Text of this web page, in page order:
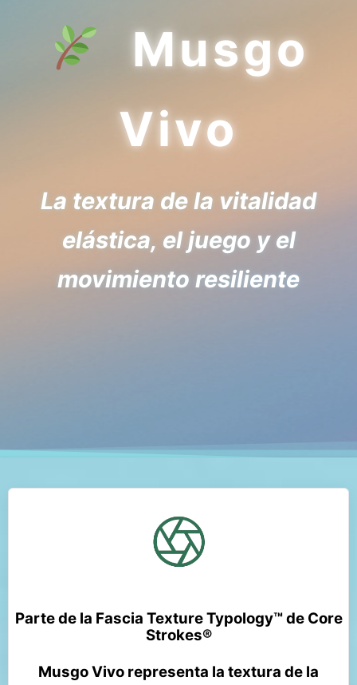
Musgo
Vivo
La textura de la vitalidad
elástica, el juego y el
movimiento resiliente
Parte de la Fascia Texture Typology™ de Core
Strokes®
Musgo Vivo representa la textura de la